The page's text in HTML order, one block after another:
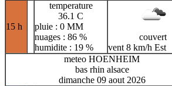
15 h
temperature
36.1 C
pluie : 0 MM
nuages : 86 %
humidite : 19 %
couvert
vent 8 km/h Est
meteo HOENHEIM
bas rhin alsace
dimanche 09 aout 2026